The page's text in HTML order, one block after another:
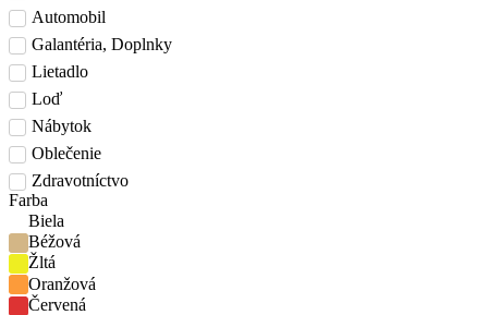
Automobil
Galantéria, Doplnky
Lietadlo
Loď
Nábytok
Oblečenie
Zdravotníctvo
Farba
Biela
Béžová
Žltá
Oranžová
Červená